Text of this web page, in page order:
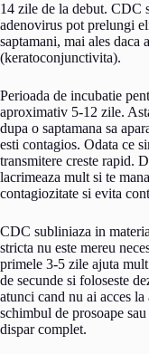
14 zile de la debut. CDC
adenovirus pot prelungi
saptamani, mai ales daca
(keratoconjunctivita).
Perioada de incubatie
aproximativ 5-12 zile.
dupa o saptamana sa
esti contagios. Odata ce
transmitere creste rapid.
lacrimeaza mult si te
contagiozitate si evita
CDC subliniaza in
stricta nu este mereu
primele 3-5 zile ajuta
de secunde si foloseste
atunci cand nu ai acces
schimbul de prosoape
dispar complet.